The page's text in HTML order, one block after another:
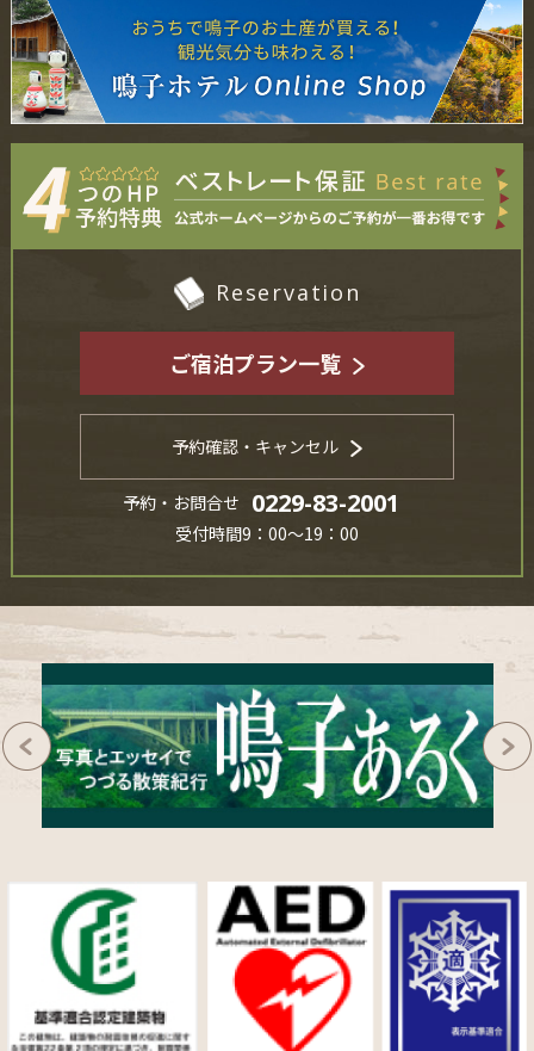
Reservation
ご宿泊プラン一覧
予約確認・キャンセル
予約・お問合せ 0229-83-2001
受付時間9：00～19：00